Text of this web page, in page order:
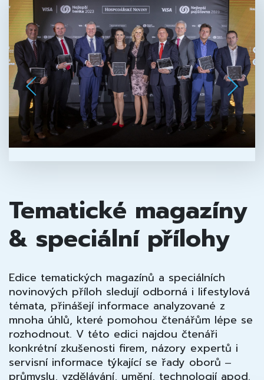
Tematické magazíny
& speciální přílohy
Edice tematických magazínů a speciálních
novinových příloh sledují odborná i lifestylová
témata, přinášejí informace analyzované z
mnoha úhlů, které pomohou čtenářům lépe se
rozhodnout. V této edici najdou čtenáři
konkrétní zkušenosti firem, názory expertů i
servisní informace týkající se řady oborů ‒
průmyslu, vzdělávání, umění, technologií apod.